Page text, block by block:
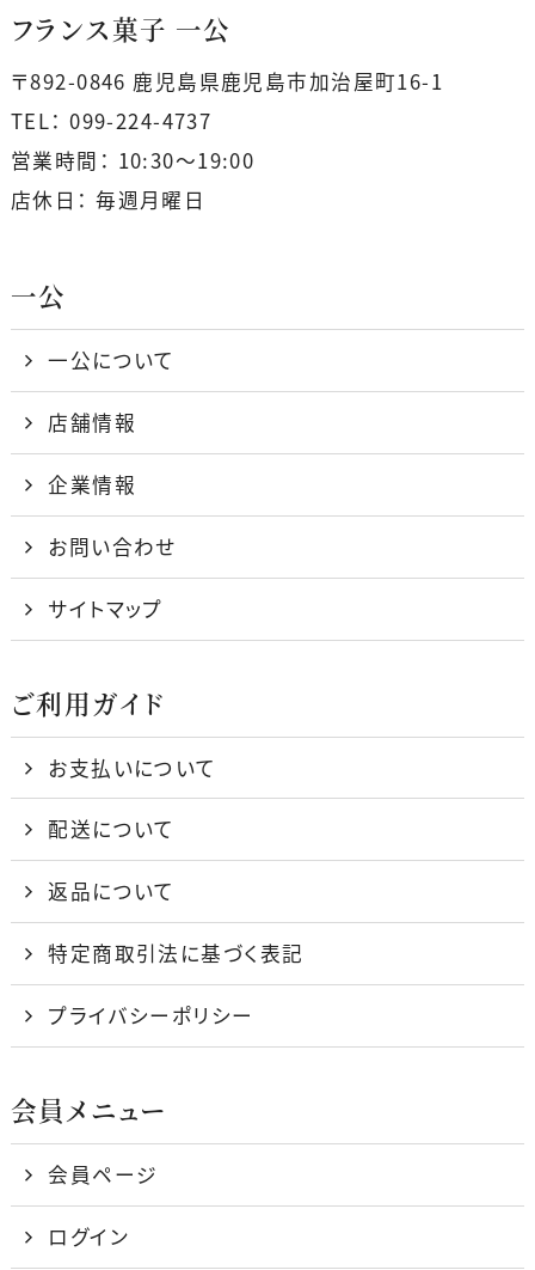
o
o
k
フランス菓子 一公
〒892-0846 鹿児島県鹿児島市加治屋町16-1
TEL： 099-224-4737
営業時間： 10:30〜19:00
店休日： 毎週月曜日
一公
一公について
店舗情報
企業情報
お問い合わせ
サイトマップ
ご利用ガイド
お支払いについて
配送について
返品について
特定商取引法に基づく表記
プライバシーポリシー
会員メニュー
会員ページ
ログイン